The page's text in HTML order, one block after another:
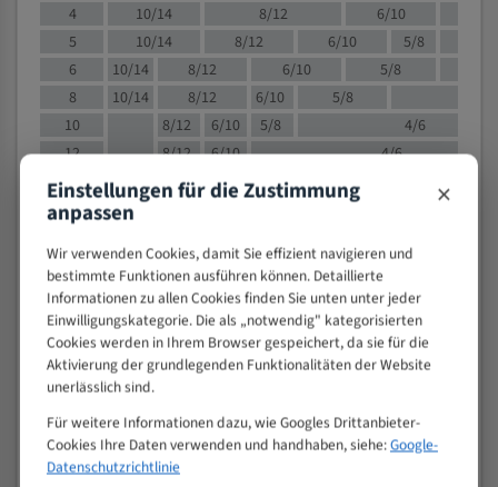
4
10/14 8/12 6/10
5
10/14 8/12 6/10
5/8
6
10/14 8/12 6/10
5/8
8
10/14 8/12 6/10 5/8
10
8/12 6/10 5/8
4/6
12
8/12 6/10
4/6
15
8/12 6/10
4/5
20
50
4/5
80
> 100
VOLLMATERIAL
M (mm)
Zoll (ZpZ))
>
25
10/14
Einstellungen für die Zustimmung
anpassen ×
Wir verwenden Cookies, damit Sie effizient navigieren und
bestimmte Funktionen ausführen können. Detaillierte
Informationen zu allen Cookies finden Sie unten unter jeder
Einwilligungskategorie. Die als „notwendig" kategorisierten
Cookies werden in Ihrem Browser gespeichert, da sie für die
Aktivierung der grundlegenden Funktionalitäten der Website
unerlässlich sind.
Für weitere Informationen dazu, wie Googles Drittanbieter-
Cookies Ihre Daten verwenden und handhaben, siehe:Google-
Datenschutzrichtlinie